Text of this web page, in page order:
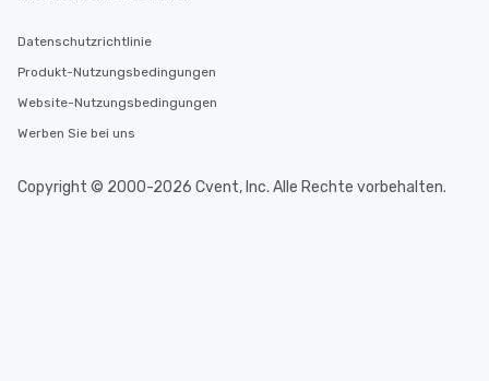
Datenschutzrichtlinie
Produkt-Nutzungsbedingungen
Website-Nutzungsbedingungen
Werben Sie bei uns
Copyright © 2000-2026 Cvent, Inc. Alle Rechte vorbehalten.